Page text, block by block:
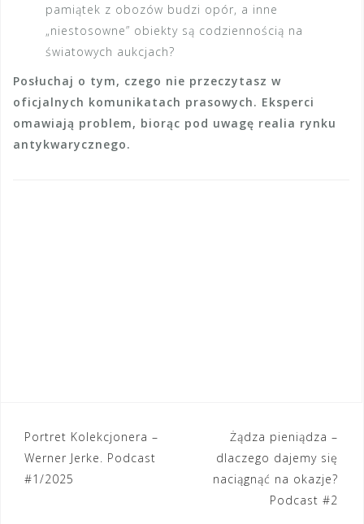
pamiątek z obozów budzi opór, a inne
„niestosowne” obiekty są codziennością na
światowych aukcjach?
Posłuchaj o tym, czego nie przeczytasz w
oficjalnych komunikatach prasowych. Eksperci
omawiają problem, biorąc pod uwagę realia rynku
antykwarycznego.
N
a
Portret Kolekcjonera –
Werner Jerke. Podcast
#1/2025
Żądza pieniądza –
dlaczego dajemy się
naciągnąć na okazje?
Podcast #2